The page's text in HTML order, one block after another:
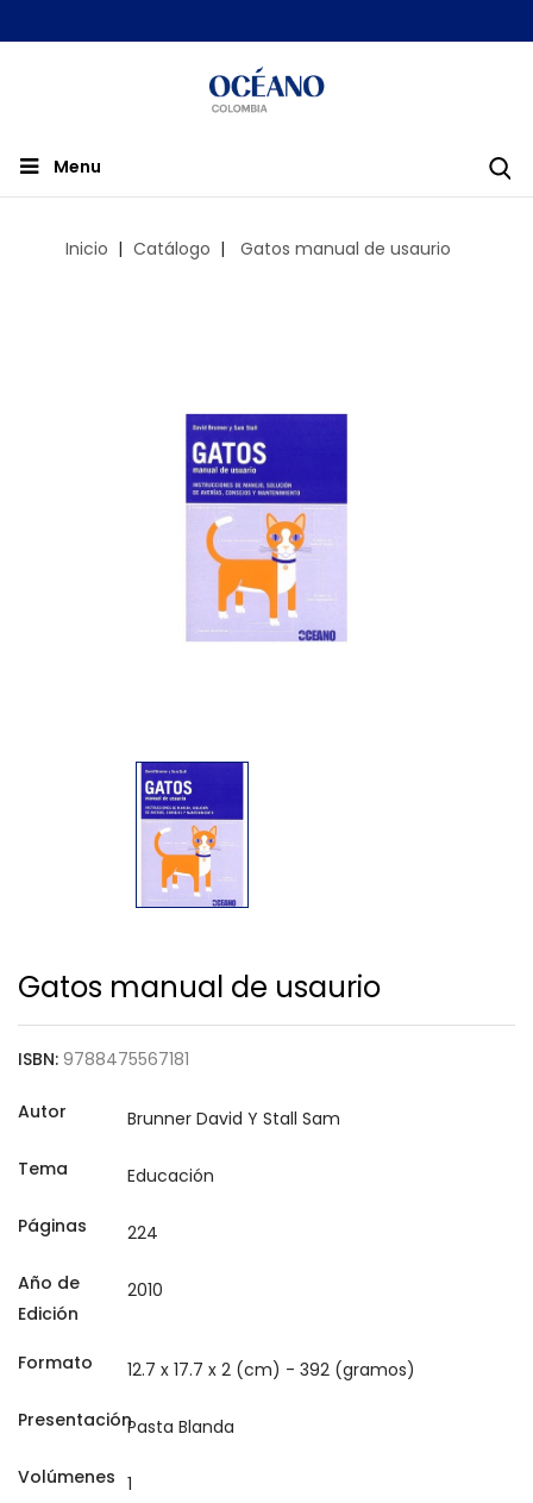
Menu
Inicio Catálogo Gatos manual de usaurio
Gatos manual de usaurio
ISBN: 9788475567181
Autor
Tema
Páginas
Año de
Edición
Formato
Presentación
Volúmenes